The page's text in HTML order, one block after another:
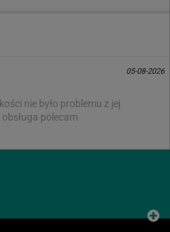
05-08-2026
nie było problemu z jej
polecam